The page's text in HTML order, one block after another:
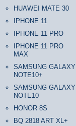
HUAWEI MATE 30
IPHONE 11
IPHONE 11 PRO
IPHONE 11 PRO
MAX
SAMSUNG GALAXY
NOTE10+
SAMSUNG GALAXY
NOTE10
HONOR 8S
BQ 2818 ART XL+